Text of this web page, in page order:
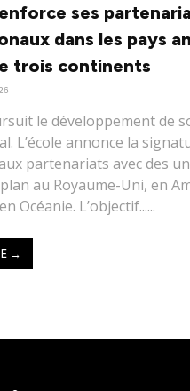
ses
dans les pays
trois continents
le développement de
L’école annonce la
partenariats avec des
au Royaume-Uni, en
Océanie. L’objectif......
→